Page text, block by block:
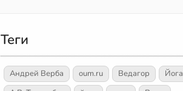
Теги
Андрей Верба oum.ru Ведагор
Йога